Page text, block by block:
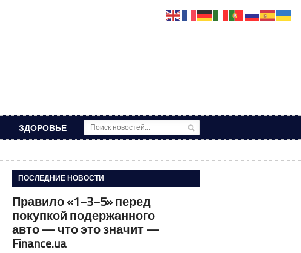
ЗДОРОВЬЕ
ПОСЛЕДНИЕ НОВОСТИ
Правило «1−3−5» перед
покупкой подержанного
авто — что это значит —
Finance.ua